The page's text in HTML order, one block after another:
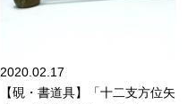
2020.02.17
【硯・書道具】「十二支方位矢